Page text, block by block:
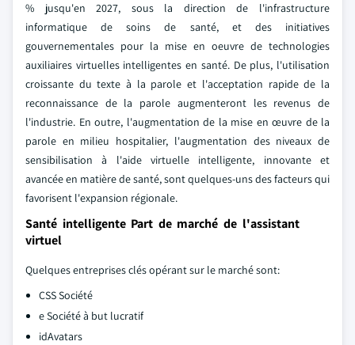
% jusqu'en 2027, sous la direction de l'infrastructure
informatique de soins de santé, et des initiatives
gouvernementales pour la mise en oeuvre de technologies
auxiliaires virtuelles intelligentes en santé. De plus, l'utilisation
croissante du texte à la parole et l'acceptation rapide de la
reconnaissance de la parole augmenteront les revenus de
l'industrie. En outre, l'augmentation de la mise en œuvre de la
parole en milieu hospitalier, l'augmentation des niveaux de
sensibilisation à l'aide virtuelle intelligente, innovante et
avancée en matière de santé, sont quelques-uns des facteurs qui
favorisent l'expansion régionale.
Santé intelligente Part de marché de l'assistant
virtuel
Quelques entreprises clés opérant sur le marché sont:
CSS Société
e Société à but lucratif
idAvatars